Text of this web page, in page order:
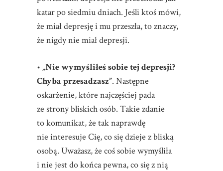
katar po siedmiu dniach. Jeśli ktoś mówi,
że miał depresję i mu przeszła, to znaczy,
że nigdy nie miał depresji.
• „Nie wymyśliłeś sobie tej depresji?
Chyba przesadzasz”. Następne
oskarżenie, które najczęściej pada
ze strony bliskich osób. Takie zdanie
to komunikat, że tak naprawdę
nie interesuje Cię, co się dzieje z bliską
osobą. Uważasz, że coś sobie wymyśliła
i nie jest do końca pewna, co się z nią